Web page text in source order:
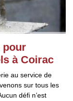
pour
à Coirac
au service de
sur tous les
défi n’est